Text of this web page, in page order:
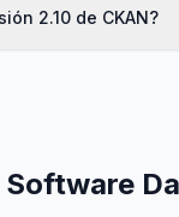
2.10 de CKAN?
Software